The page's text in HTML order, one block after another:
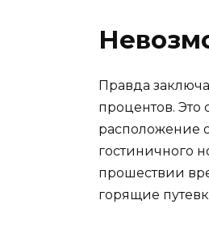
Правда
процентов. Это
расположение
гостиничного
прошествии
горящие